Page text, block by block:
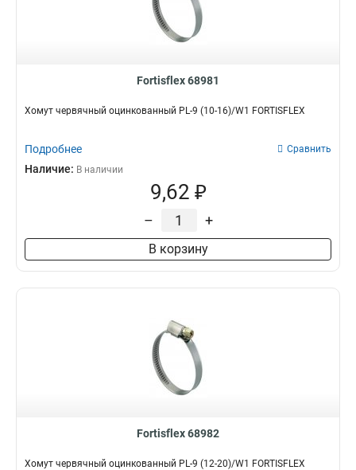
Fortisflex 68981
Хомут червячный оцинкованный PL-9 (10-16)/W1 FORTISFLEX
Подробнее Сравнить
Наличие: В наличии
9,62 ₽
– +
В корзину
Fortisflex 68982
Хомут червячный оцинкованный PL-9 (12-20)/W1 FORTISFLEX